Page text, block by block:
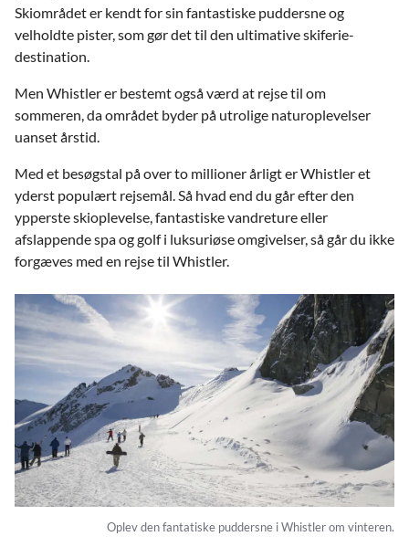
Skiområdet er kendt for sin fantastiske puddersne og
velholdte pister, som gør det til den ultimative skiferie-
destination.
Men Whistler er bestemt også værd at rejse til om
sommeren, da området byder på utrolige naturoplevelser
uanset årstid.
Med et besøgstal på over to millioner årligt er Whistler et
yderst populært rejsemål. Så hvad end du går efter den
ypperste skioplevelse, fantastiske vandreture eller
afslappende spa og golf i luksuriøse omgivelser, så går du ikke
forgæves med en rejse til Whistler.
Oplev den fantatiske puddersne i Whistler om vinteren.